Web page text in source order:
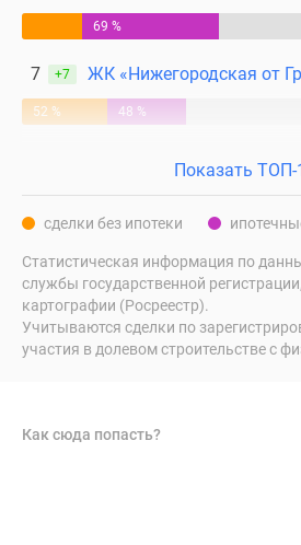
69 %
7 +7 ЖК «Нижегородская от
52 % 48 %
Показать ТОП-
сделки без ипотеки
Статистическая информация по
службы государственной
картографии (Росреестр).
Учитываются сделки по
участия в долевом строительстве с
Как сюда попасть?